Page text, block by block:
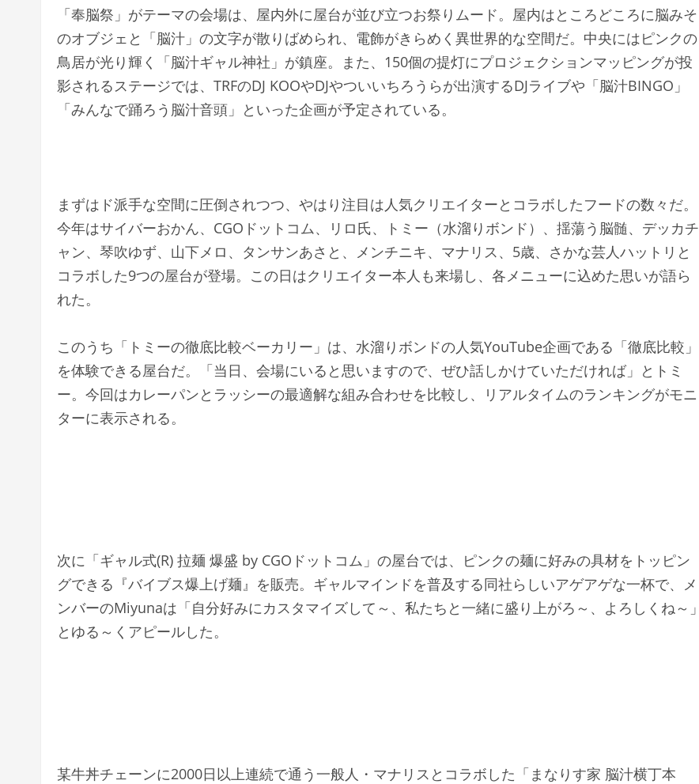
「奉脳祭」がテーマの会場は、屋内外に屋台が並び立つお祭りムード。屋内はところどころに脳みそ
のオブジェと「脳汁」の文字が散りばめられ、電飾がきらめく異世界的な空間だ。中央にはピンクの
鳥居が光り輝く「脳汁ギャル神社」が鎮座。また、150個の提灯にプロジェクションマッピングが投
影されるステージでは、TRFのDJ KOOやDJやついいちろうらが出演するDJライブや「脳汁BINGO」
「みんなで踊ろう脳汁音頭」といった企画が予定されている。
まずはド派手な空間に圧倒されつつ、やはり注目は人気クリエイターとコラボしたフードの数々だ。
今年はサイバーおかん、CGOドットコム、リロ氏、トミー（水溜りボンド）、揺蕩う脳髄、デッカチ
ャン、琴吹ゆず、山下メロ、タンサンあさと、メンチニキ、マナリス、5歳、さかな芸人ハットリと
コラボした9つの屋台が登場。この日はクリエイター本人も来場し、各メニューに込めた思いが語ら
れた。
このうち「トミーの徹底比較ベーカリー」は、水溜りボンドの人気YouTube企画である「徹底比較」
を体験できる屋台だ。「当日、会場にいると思いますので、ぜひ話しかけていただければ」とトミ
ー。今回はカレーパンとラッシーの最適解な組み合わせを比較し、リアルタイムのランキングがモニ
ターに表示される。
次に「ギャル式(R) 拉麺 爆盛 by CGOドットコム」の屋台では、ピンクの麺に好みの具材をトッピン
グできる『バイブス爆上げ麺』を販売。ギャルマインドを普及する同社らしいアゲアゲな一杯で、メ
ンバーのMiyunaは「自分好みにカスタマイズして～、私たちと一緒に盛り上がろ～、よろしくね～」
とゆる～くアピールした。
某牛丼チェーンに2000日以上連続で通う一般人・マナリスとコラボした「まなりす家 脳汁横丁本